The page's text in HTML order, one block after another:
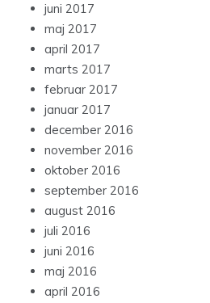
juni 2017
maj 2017
april 2017
marts 2017
februar 2017
januar 2017
december 2016
november 2016
oktober 2016
september 2016
august 2016
juli 2016
juni 2016
maj 2016
april 2016